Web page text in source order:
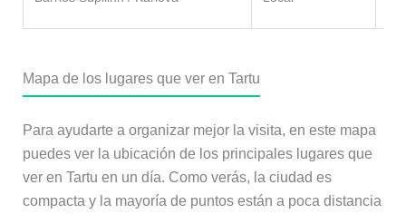
Mapa de los lugares que ver en Tartu
Para ayudarte a organizar mejor la visita, en este mapa
puedes ver la ubicación de los principales lugares que
ver en Tartu en un día. Como verás, la ciudad es
compacta y la mayoría de puntos están a poca distancia